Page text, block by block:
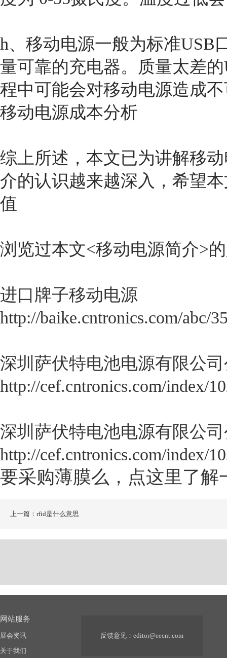
h、移动电源一般为标准USB
量可靠的充电器。质量太差
程中可能会对移动电源造成
移动电源成本分析
综上所述，本文已为讲解移
介的认识越来越深入，希望
值
浏览过本文<移动电源简介>
进口牌子移动电源
http://baike.cntronics.com/abc/
深圳萨伏特电池电源有限公
http://cef.cntronics.com/index/
深圳萨伏特电池电源有限公
http://cef.cntronics.com/index/
要采购薄膜么，点这里了解
上一篇：rfid是什么意思
网站服务
展会资讯
关于我们
反馈意见： editor@eecnt.com